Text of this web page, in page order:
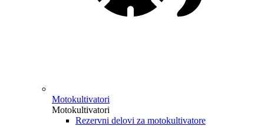
Motokultivatori
Motokultivatori
Rezervni delovi za motokultivatore